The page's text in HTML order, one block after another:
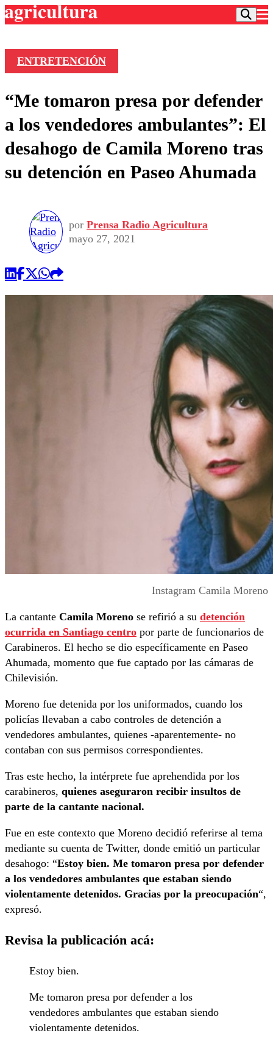
Frecuencias
Agricultura TV
Deportes
Colo Colo
Motor
Torneo Internacional
Torneo Nacional
Universidad Católica
Entretención
Noticias
Nacional
Política
Vida Social
Programas
Comercial
ENTRETENCIÓN
“Me tomaron presa por defender
a los vendedores ambulantes”: El
desahogo de Camila Moreno tras
su detención en Paseo Ahumada
por Prensa Radio Agricultura
mayo 27, 2021
Instagram Camila Moreno
La cantante Camila Moreno se refirió a su detención
ocurrida en Santiago centro por parte de funcionarios de
Carabineros. El hecho se dio específicamente en Paseo
Ahumada, momento que fue captado por las cámaras de
Chilevisión.
Moreno fue detenida por los uniformados, cuando los
policías llevaban a cabo controles de detención a
vendedores ambulantes, quienes -aparentemente- no
contaban con sus permisos correspondientes.
Tras este hecho, la intérprete fue aprehendida por los
carabineros, quienes aseguraron recibir insultos de
parte de la cantante nacional.
Fue en este contexto que Moreno decidió referirse al tema
mediante su cuenta de Twitter, donde emitió un particular
desahogo: “Estoy bien. Me tomaron presa por defender
a los vendedores ambulantes que estaban siendo
violentamente detenidos. Gracias por la preocupación“,
expresó.
Revisa la publicación acá:
Estoy bien.
Me tomaron presa por defender a los
vendedores ambulantes que estaban siendo
violentamente detenidos.